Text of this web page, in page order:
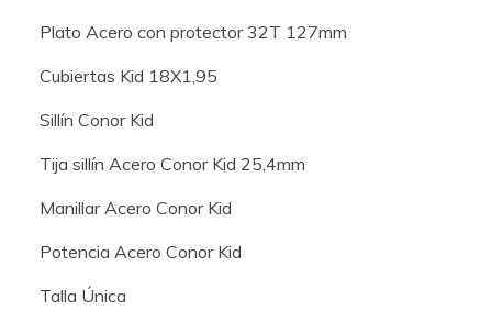
Plato Acero con protector 32T 127mm
Cubiertas Kid 18X1,95
Sillín Conor Kid
Tija sillín Acero Conor Kid 25,4mm
Manillar Acero Conor Kid
Potencia Acero Conor Kid
Talla Única